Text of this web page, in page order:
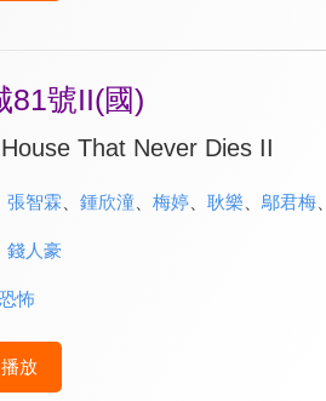
81號II(國)
That Never Dies II
張智霖 鍾欣潼、 梅婷、 耿樂 鄔君梅、
錢人豪
怖
播放